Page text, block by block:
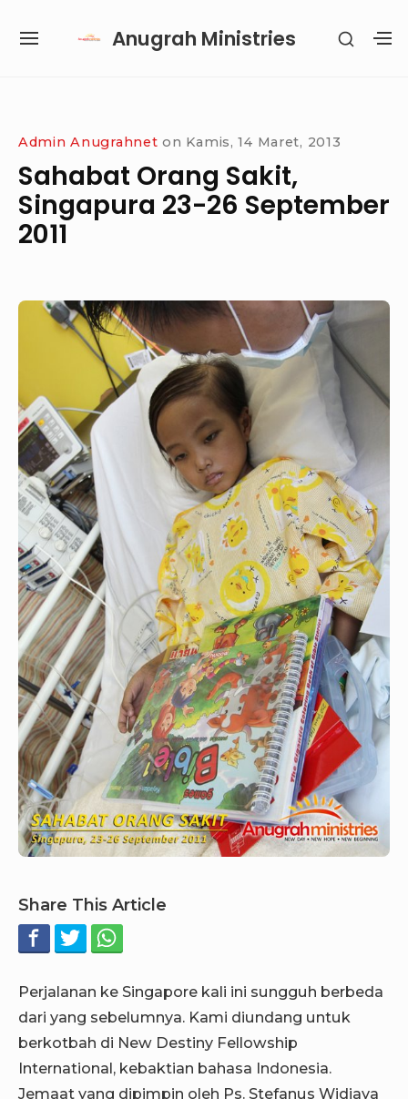
Anugrah Ministries
SITE
SHOW
Admin Anugrahnet on Kamis, 14 Maret, 2013
Sahabat Orang Sakit,
Singapura 23-26 September
2011
Share This Article
Perjalanan ke Singapore kali ini sungguh berbeda
dari yang sebelumnya. Kami diundang untuk
berkotbah di New Destiny Fellowship
International, kebaktian bahasa Indonesia.
Jemaat yang dipimpin oleh Ps. Stefanus Widjaya